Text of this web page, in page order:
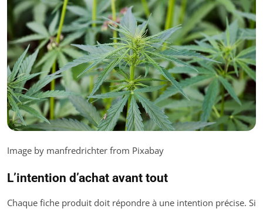
Image by manfredrichter from Pixabay
L’intention d’achat avant tout
Chaque fiche produit doit répondre à une intention précise. Si